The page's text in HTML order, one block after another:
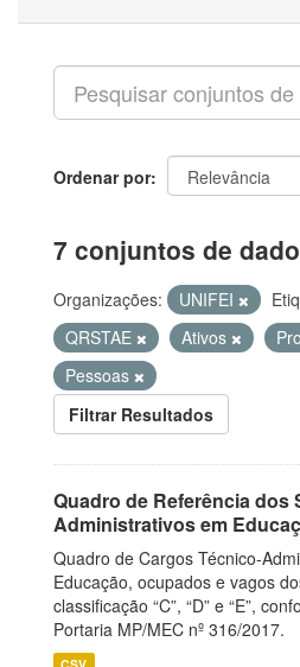
Ordenar por
7 conjuntos de
Organizações: UNIFEI
QRSTAE
Ativos
Pessoas
Filtrar Resultados
Quadro de Referência dos
Administrativos em
Quadro de Cargos Técnico-
Educação, ocupados e vagos
classificação “C”, “D” e “E”,
Portaria MP/MEC nº 316/2017.